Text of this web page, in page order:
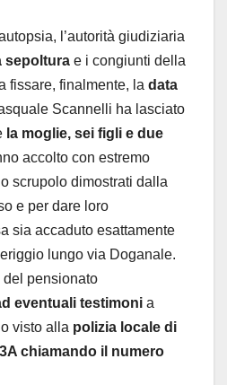
l’autorità giudiziaria
sepoltura e i congiunti della
fissare, finalmente, la data
Scannelli ha lasciato
la moglie, sei figli e due
accolto con estremo
scrupolo dimostrati dalla
e per dare loro
sia accaduto esattamente
lungo via Doganale.
pensionato
eventuali testimoni a
visto alla polizia locale di
chiamando il numero